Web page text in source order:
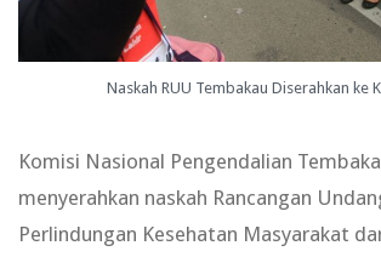
Naskah RUU Tembakau Diserahkan ke
Komisi Nasional Pengendalian
menyerahkan naskah Rancangan
Perlindungan Kesehatan Masyarakat